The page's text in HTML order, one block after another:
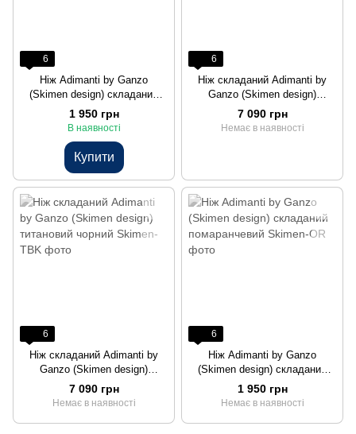
6
Нiж Adimanti by Ganzo
(Skimen design) складаний
зелений
1 950 грн
В наявності
Купити
6
Ніж складаний Adimanti by
Ganzo (Skimen design)
титановий коричневий
7 090 грн
Немає в наявності
6
Ніж складаний Adimanti by
Ganzo (Skimen design)
титановий чорний
7 090 грн
Немає в наявності
6
Нiж Adimanti by Ganzo
(Skimen design) складаний
помаранчевий
1 950 грн
Немає в наявності